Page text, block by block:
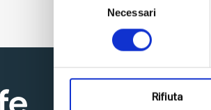
Necessari
Rifiuta